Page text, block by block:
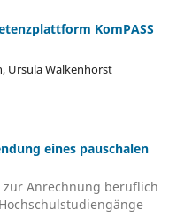
KomPASS
Ursula Walkenhorst
eines pauschalen
Anrechnung beruflich